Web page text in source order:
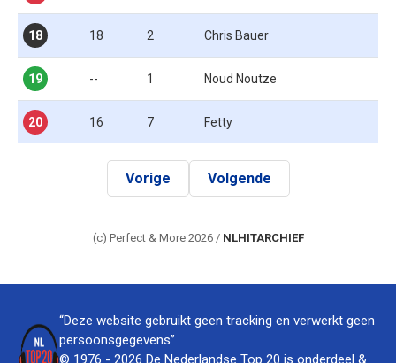
18 18 2 Chris Bauer
19 -- 1 Noud Noutze
20 16 7 Fetty
Vorige Volgende
(c) Perfect & More 2026 / NLHITARCHIEF
“Deze website gebruikt geen tracking en verwerkt geen
persoonsgegevens”
© 1976 - 2026 De Nederlandse Top 20 is onderdeel &